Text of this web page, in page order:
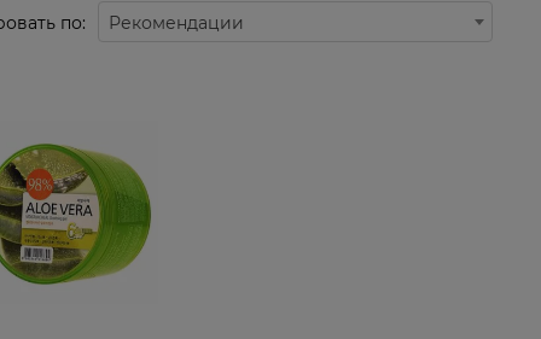
по: Рекомендации